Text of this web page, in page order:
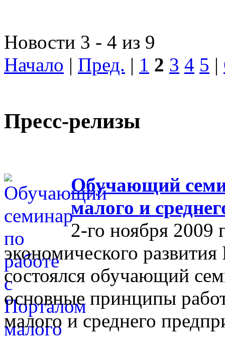
Новости 3 - 4 из 9
Начало | Пред. | 1 2 3 4 5 |
Пресс-релизы
Обучающий
малого и
2-го ноября 2009
экономического
состоялся обучающий
основные принципы
малого и среднего